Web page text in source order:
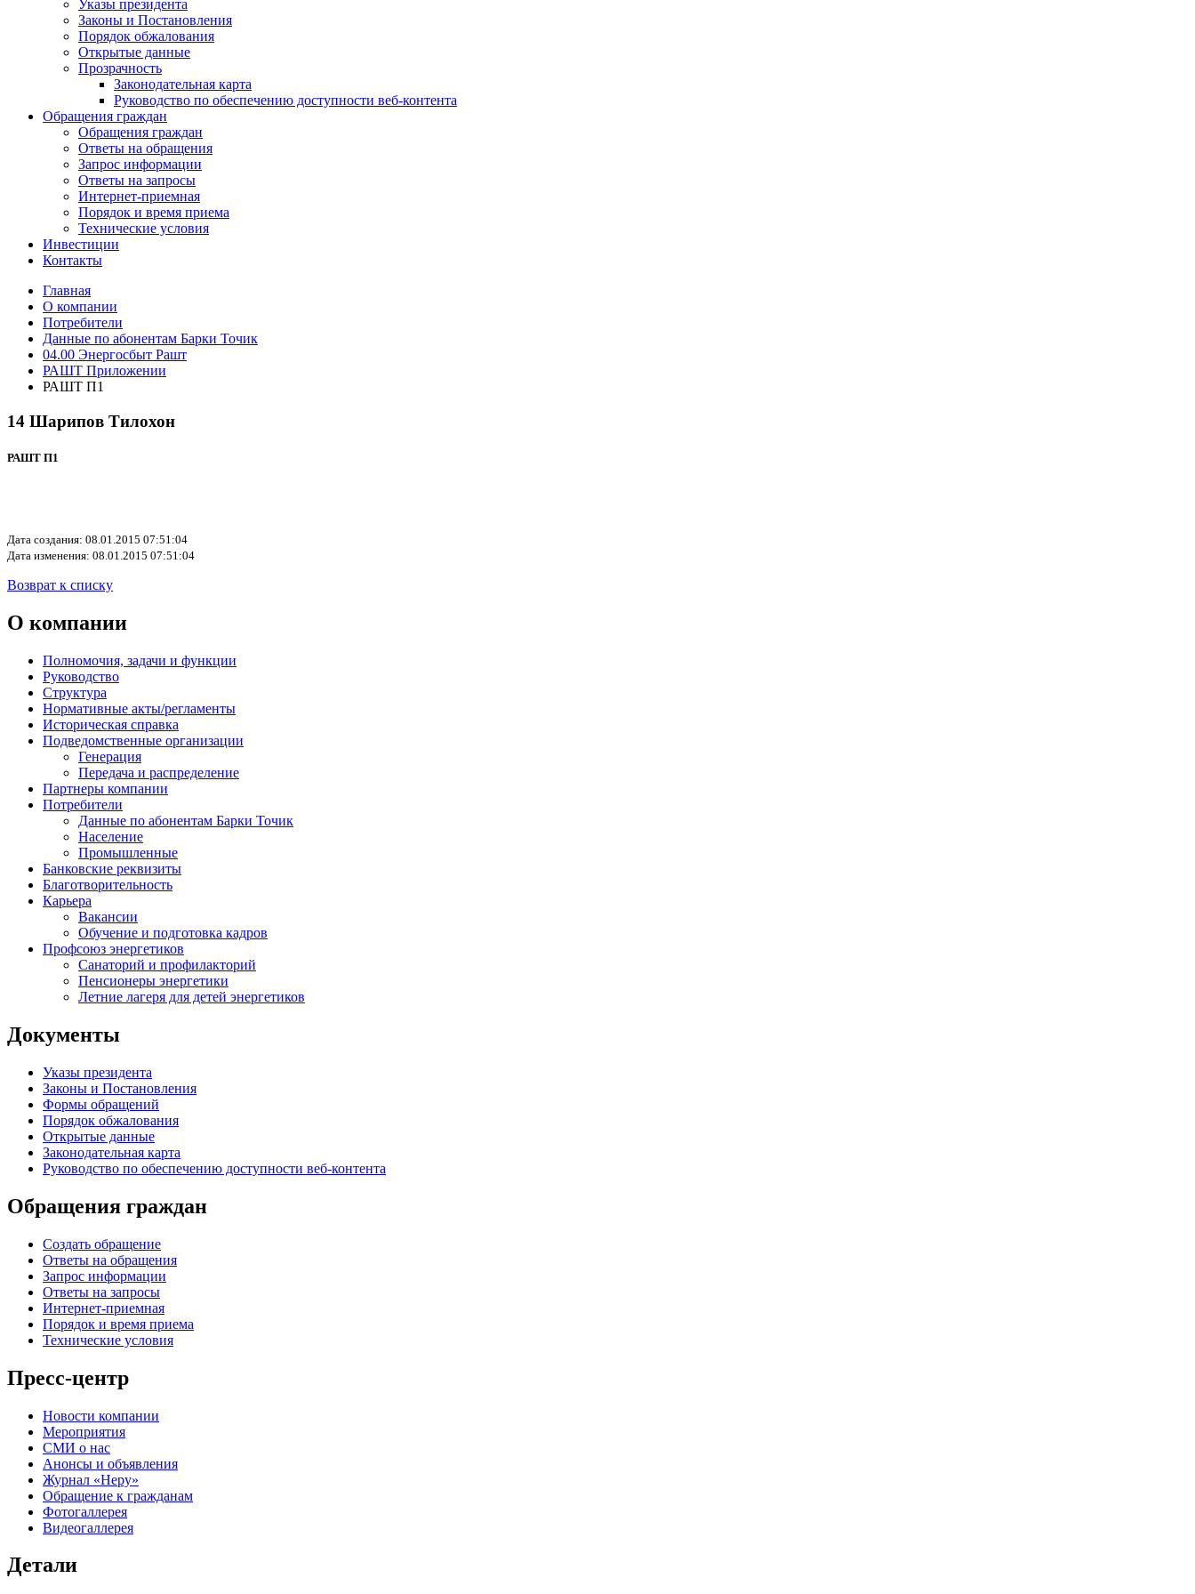
Указы президента
Законы и Постановления
Порядок обжалования
Открытые данные
Прозрачность
Законодательная карта
Руководство по обеспечению доступности веб-контента
Обращения граждан
Обращения граждан
Ответы на обращения
Запрос информации
Ответы на запросы
Интернет-приемная
Порядок и время приема
Технические условия
Инвестиции
Контакты
Главная
О компании
Потребители
Данные по абонентам Барки Точик
04.00 Энергосбыт Рашт
РАШТ Приложении
РАШТ П1
14 Шарипов Тилохон
РАШТ П1
Дата создания: 08.01.2015 07:51:04
Дата изменения: 08.01.2015 07:51:04
Возврат к списку
О компании
Полномочия, задачи и функции
Руководство
Структура
Нормативные акты/регламенты
Историческая справка
Подведомственные организации
Генерация
Передача и распределение
Партнеры компании
Потребители
Данные по абонентам Барки Точик
Население
Промышленные
Банковские реквизиты
Благотворительность
Карьера
Вакансии
Обучение и подготовка кадров
Профсоюз энергетиков
Санаторий и профилакторий
Пенсионеры энергетики
Летние лагеря для детей энергетиков
Документы
Указы президента
Законы и Постановления
Формы обращений
Порядок обжалования
Открытые данные
Законодательная карта
Руководство по обеспечению доступности веб-контента
Обращения граждан
Создать обращение
Ответы на обращения
Запрос информации
Ответы на запросы
Интернет-приемная
Порядок и время приема
Технические условия
Пресс-центр
Новости компании
Мероприятия
СМИ о нас
Анонсы и объявления
Журнал «Неру»
Обращение к гражданам
Фотогаллерея
Видеогаллерея
Детали